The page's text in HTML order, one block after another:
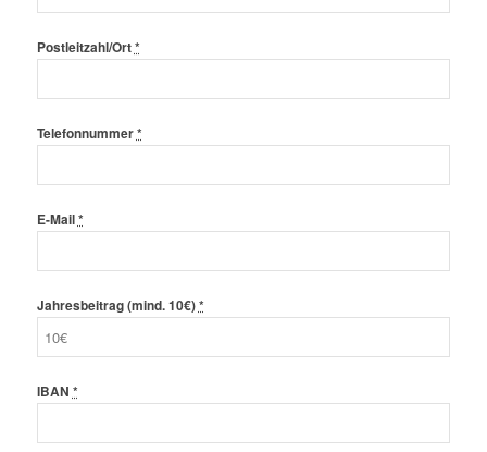
Postleitzahl/Ort*
Telefonnummer*
E-Mail*
Jahresbeitrag (mind. 10€)*
IBAN *